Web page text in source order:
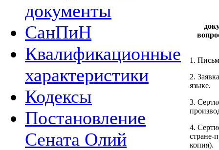
документы
СанПиН
Квалификационные
характеристики
Кодексы
Постановление
Сената Олий
1.
2.
языке.
3.
4.
стране-
копия).